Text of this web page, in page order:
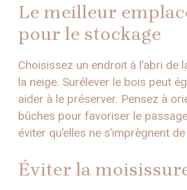
Le meilleur
pour le stockage
Choisissez un endroit à l’abri de
la neige. Surélever le bois peut
aider à le préserver. Pensez à
bûches pour favoriser le
éviter qu’elles ne s’imprègnent de
Éviter la